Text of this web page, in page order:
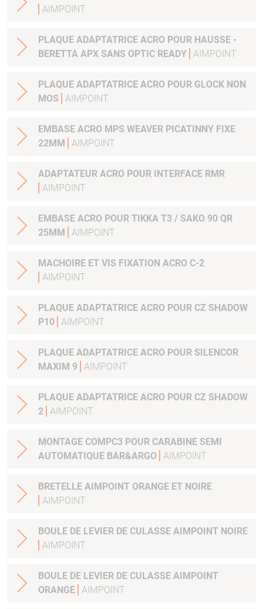
AIMPOINT
PLAQUE ADAPTATRICE ACRO POUR HAUSSE -
BERETTA APX SANS OPTIC READY AIMPOINT
PLAQUE ADAPTATRICE ACRO POUR GLOCK NON
MOS
AIMPOINT
EMBASE ACRO MPS WEAVER PICATINNY FIXE
22MM
AIMPOINT
ADAPTATEUR ACRO POUR INTERFACE RMR
AIMPOINT
EMBASE ACRO POUR TIKKA T3 / SAKO 90 QR
25MM
AIMPOINT
MACHOIRE ET VIS FIXATION ACRO C-2
AIMPOINT
PLAQUE ADAPTATRICE ACRO POUR CZ SHADOW
P10 AIMPOINT
PLAQUE ADAPTATRICE ACRO POUR SILENCOR
MAXIM 9
AIMPOINT
PLAQUE ADAPTATRICE ACRO POUR CZ SHADOW
2 AIMPOINT
MONTAGE COMPC3 POUR CARABINE SEMI
AUTOMATIQUE BAR&ARGO
AIMPOINT
BRETELLE AIMPOINT ORANGE ET NOIRE
AIMPOINT
BOULE DE LEVIER DE CULASSE AIMPOINT NOIRE
AIMPOINT
BOULE DE LEVIER DE CULASSE AIMPOINT
ORANGE AIMPOINT